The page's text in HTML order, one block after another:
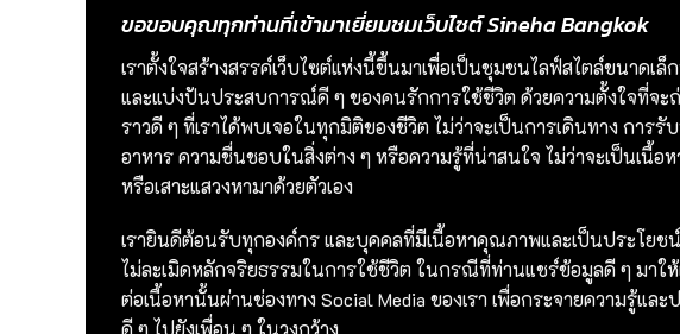
ขอขอบคุณทุกท่านที่เข้ามาเยี่ยมชมเว็บไซต์ Sineha Bangkok
เราตั้งใจสร้างสรรค์เว็บไซต์แห่งนี้ขึ้นมาเพื่อเป็นชุมชนไลฟ์สไตล์ขนาดเล็
และแบ่งปันประสบการณ์ดี ๆ ของคนรักการใช้ชีวิต ด้วยความตั้งใจที่จะถ่
ราวดี ๆ ที่เราได้พบเจอในทุกมิติของชีวิต ไม่ว่าจะเป็นการเดินทาง การรั
อาหาร ความชื่นชอบในสิ่งต่าง ๆ หรือความรู้ที่น่าสนใจ ไม่ว่าจะเป็นเนื้อ
หรือเสาะแสวงหามาด้วยตัวเอง
เรายินดีต้อนรับทุกองค์กร และบุคคลที่มีเนื้อหาคุณภาพและเป็นประโยช
ไม่ละเมิดหลักจริยธรรมในการใช้ชีวิต ในกรณีที่ท่านแชร์ข้อมูลดี ๆ มาให้เ
ต่อเนื้อหานั้นผ่านช่องทาง Social Media ของเรา เพื่อกระจายความรู้แล